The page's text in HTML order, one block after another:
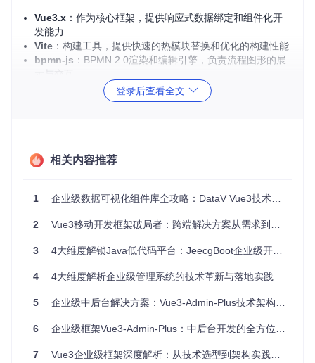
Vue3.x ：作为核心框架，提供响应式数据绑定和组件化开
发能力
Vite ：构建工具，提供快速的热模块替换和优化的构建性能
bpmn-js ：BPMN 2.0渲染和编辑引擎，负责流程图形的展
示与交互
：UI组件库，提供丰富的表单和界面元素
：静态类型检查，提升代码质量和可维护性
底层架构设计
析、渲染和执行
BPMN-Vue-Activiti架构设计图，展示了核心层、应用层和扩展
登录后查看全文
相关内容推荐
1 企业级数据可视化组件库全攻略：DataV Vue3技术架构与实践指南
2 Vue3移动开发框架破局者：跨端解决方案从需求到上线的全流程指南
3 4大维度解锁Java低代码平台：JeecgBoot企业级开发实战指南
4 4大维度解析企业级管理系统的技术革新与落地实践
5 企业级中后台解决方案：Vue3-Admin-Plus技术架构与实践指南
6 企业级框架Vue3-Admin-Plus：中后台开发的全方位解决方案
7 Vue3企业级框架深度解析：从技术选型到架构实践的全面指南